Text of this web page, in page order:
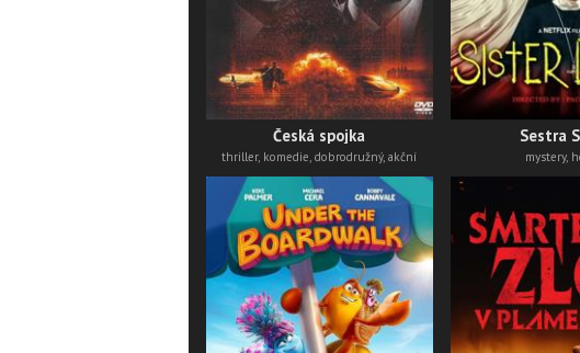
Česká spojka
thriller, komedie, dobrodružný, akční
Sestra
mystery,